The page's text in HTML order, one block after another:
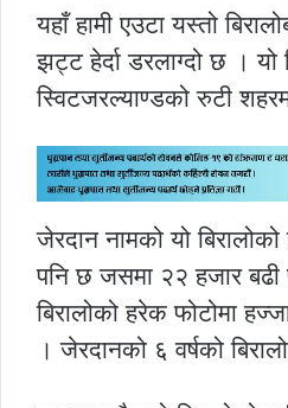
यहाँ हामी एउटा यस्तो
झट्ट हेर्दा डरलाग्दो छ । यो
स्विटजरल्याण्डको रुटी
जेरदान नामको यो बिरालोको
पनि छ जसमा २२ हजार
बिरालोको हरेक फोटोमा
। जेरदानको ६ वर्षको